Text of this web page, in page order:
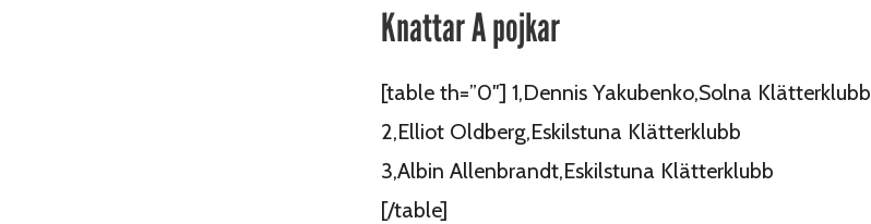
Knattar A pojkar
[table th=”0″] 1,Dennis Yakubenko,Solna Klätterklubb
2,Elliot Oldberg,Eskilstuna Klätterklubb
3,Albin Allenbrandt,Eskilstuna Klätterklubb
[/table]